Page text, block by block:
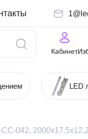
Кабинет
LED
042,